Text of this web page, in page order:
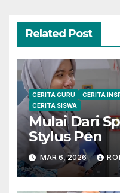
Related Post
CERITA GURU CERITA
CERITA SISWA
Mulai Dari
Stylus Pen
MAR 6, 2026